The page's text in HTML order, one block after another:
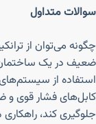
سوالات متداول
چگونه می‌توان از
ضعیف در یک
استفاده از
کابل‌های فشار قوی و
جلوگیری کند،